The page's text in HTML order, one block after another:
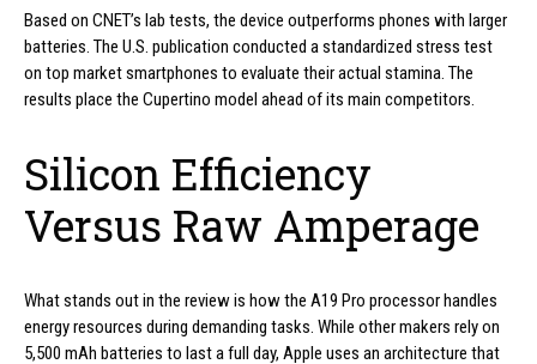
Based on CNET’s lab tests, the device outperforms phones with larger
batteries. The U.S. publication conducted a standardized stress test
on top market smartphones to evaluate their actual stamina. The
results place the Cupertino model ahead of its main competitors.
Silicon Efficiency
Versus Raw Amperage
What stands out in the review is how the A19 Pro processor handles
energy resources during demanding tasks. While other makers rely on
5,500 mAh batteries to last a full day, Apple uses an architecture that